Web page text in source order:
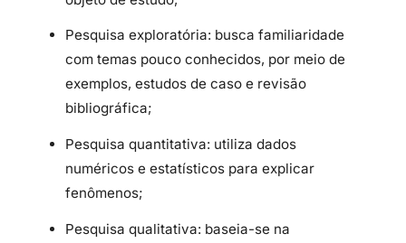
Pesquisa exploratória: busca familiaridade
com temas pouco conhecidos, por meio de
exemplos, estudos de caso e revisão
bibliográfica;
Pesquisa quantitativa: utiliza dados
numéricos e estatísticos para explicar
fenômenos;
Pesquisa qualitativa: baseia-se na